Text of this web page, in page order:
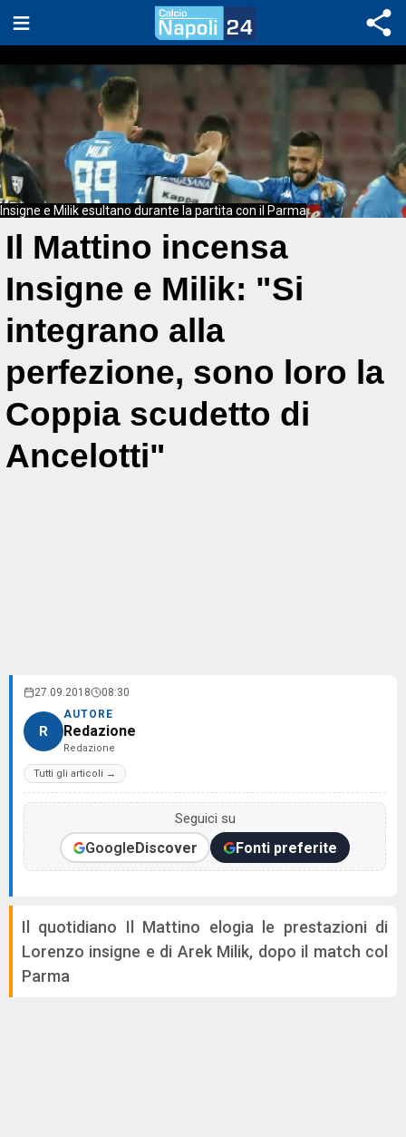
Insigne e Milik esultano durante la partita con il Parma
Il Mattino incensa
Insigne e Milik: "Si
integrano alla
perfezione, sono loro la
Coppia scudetto di
Ancelotti"
27.09.2018 08:30
R
AUTORE
Redazione
Redazione
Tutti gli articoli →
Seguici su
GoogleDiscover Fonti preferite
Il quotidiano Il Mattino elogia le prestazioni di
Lorenzo insigne e di Arek Milik, dopo il match col
Parma